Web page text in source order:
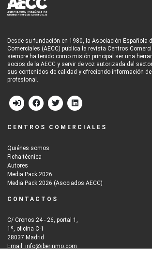
Desde su fundación en 1980, la Asociación Española
Comerciales (AECC) publica la revista Centros
siempre ha tenido como misión principal ser una
socios de la AECC y servir de voz autorizada del
sus contenidos de calidad y ofreciendo información
profesional.
CENTROS COMERCIALES
Quiénes somos
Ficha técnica
Autores
Media Pack 2026
Media Pack 2026 (Asociados AECC)
CONTACTOS
C/ Cronos 24 - 26, portal 1,
1º, oficina C-1
28037 Madrid
Email: info@iberinmo.com